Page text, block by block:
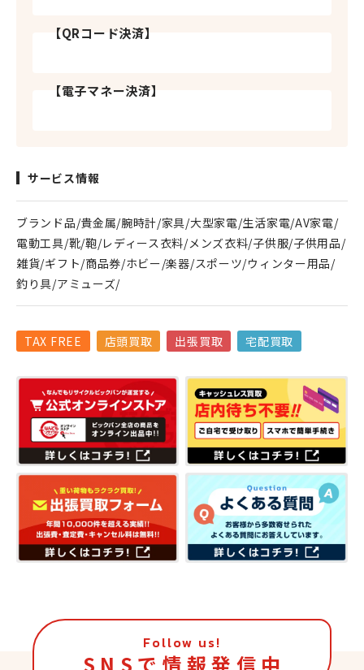
【QRコード決済】
【電子マネー決済】
サービス情報
ブランド品/貴金属/腕時計/家具/大型家電/生活家電/AV家電/
電動工具/靴/鞄/レディース衣料/メンズ衣料/子供服/子供用品/
雑貨/ギフト/商品券/ホビー/楽器/スポーツ/ウィンター用品/
釣り具/アミューズ/
TAX FREE 店頭買取 出張買取 宅配買取
S N S で 情 報 発 信 中
Follow us!